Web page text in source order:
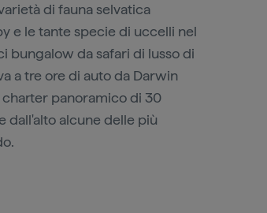
di fauna selvatica
e le tante specie di uccelli nel
bungalow da safari di lusso di
a tre ore di auto da Darwin
panoramico di 30
dall'alto alcune delle più